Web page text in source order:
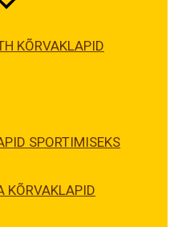
KÕRVAKLAPID
SPORTIMISEKS
KÕRVAKLAPID